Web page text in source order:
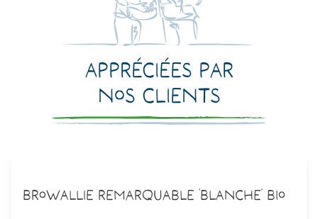
Appréciées par
nos clients
Browallie remarquable 'Blanche' Bio